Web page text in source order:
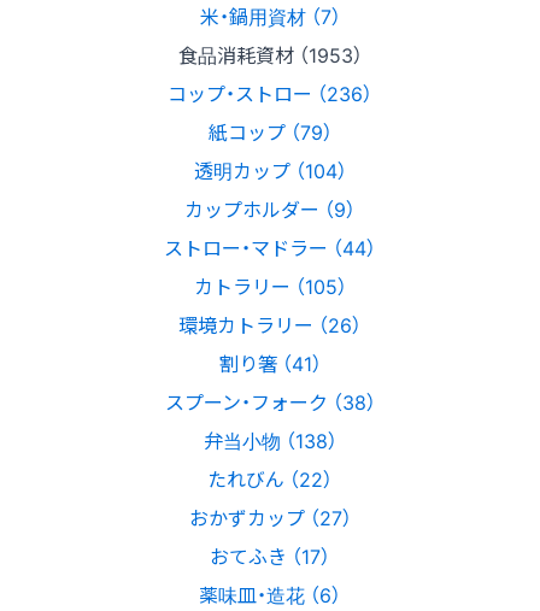
米・鍋用資材 （7）
食品消耗資材 （1953）
コップ・ストロー （236）
紙コップ （79）
透明カップ （104）
カップホルダー （9）
ストロー・マドラー （44）
カトラリー （105）
環境カトラリー （26）
割り箸 （41）
スプーン・フォーク （38）
弁当小物 （138）
たれびん （22）
おかずカップ （27）
おてふき （17）
薬味皿・造花 （6）